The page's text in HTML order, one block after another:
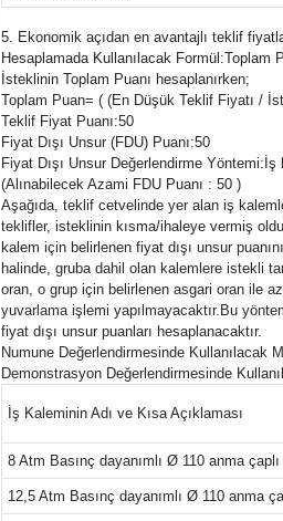
5. Ekonomik açıdan en avantajlı teklif
Hesaplamada Kullanılacak Formül:Toplam
İsteklinin Toplam Puanı hesaplanırken;
Toplam Puan= ( (En Düşük Teklif Fiyatı /
Teklif Fiyat Puanı:50
Fiyat Dışı Unsur (FDU) Puanı:50
Fiyat Dışı Unsur Değerlendirme
(Alınabilecek Azami FDU Puanı : 50 )
Aşağıda, teklif cetvelinde yer alan iş
teklifler, isteklinin kısma/ihaleye vermiş
kalem için belirlenen fiyat dışı unsur
halinde, gruba dahil olan kalemlere istekli
oran, o grup için belirlenen asgari oran ile
yuvarlama işlemi yapılmayacaktır.Bu
fiyat dışı unsur puanları hesaplanacaktır.
Numune Değerlendirmesinde Kullanılacak
Demonstrasyon Değerlendirmesinde
İş Kaleminin Adı ve Kısa Açıklaması
8 Atm Basınç dayanımlı Ø 110 anma
12,5 Atm Basınç dayanımlı Ø 110 anma